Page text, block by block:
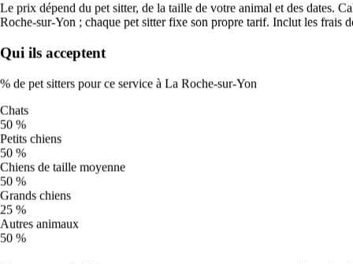
Une journée parfaite pour les chiens : profitez-en pour une longue
Qualité de l’air et promenades à La
Roche-sur-Yon
Qualité de l’air à La Roche-sur-Yon pour les prochains jours.
européen de qualité de l’air (Open-Meteo) ; mis à jour
quotidiennement.
Ven
37
Passable
O₃93
Sam
Le prix dépend du pet sitter, de la taille de votre animal et des dates.
Roche-sur-Yon ; chaque pet sitter fixe son propre tarif. Inclut les frais
Qui ils acceptent
% de pet sitters pour ce service à La Roche-sur-Yon
Chats
50 %
Petits chiens
50 %
Chiens de taille moyenne
50 %
Grands chiens
25 %
Autres animaux
50 %